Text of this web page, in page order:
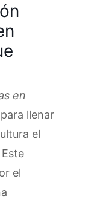
en
llenar
el
el